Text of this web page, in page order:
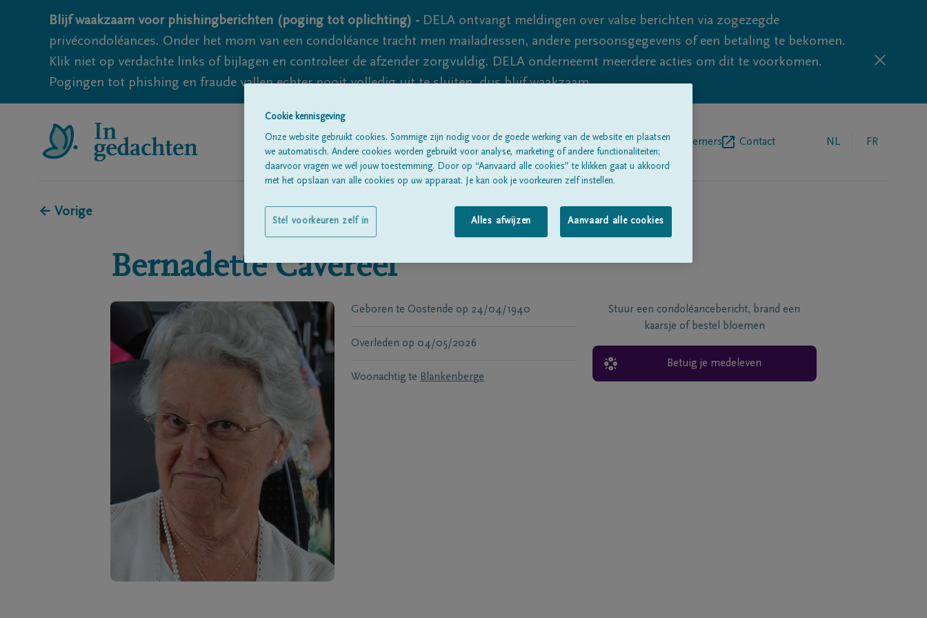
Blijf waakzaam voor phishingberichten (poging tot oplichting) - DELA ontvangt meldingen over valse berichten via zogezegde
privécondoléances. Onder het mom van een condoléance tracht men mailadressen, andere persoonsgegevens of een betaling te bekomen.
Klik niet op verdachte links of bijlagen en controleer de afzender zorgvuldig. DELA onderneemt meerdere acties om dit te voorkomen.
Pogingen tot phishing en fraude vallen echter nooit volledig uit te sluiten, dus blijf waakzaam.
Alle rouwberichtenOver onsBegrafenisondernemers Contact NL FR
← Vorige
Bernadette Cavereel
Geboren te Oostende op 24/04/1940
Overleden op 04/05/2026
Woonachtig te Blankenberge
Stuur een condoléancebericht, brand een
kaarsje of bestel bloemen
Betuig je medeleven
Cookie kennisgeving
Onze website gebruikt cookies. Sommige zijn nodig voor de goede werking van de website en plaatsen
we automatisch. Andere cookies worden gebruikt voor analyse, marketing of andere functionaliteiten;
daarvoor vragen we wél jouw toestemming. Door op “Aanvaard alle cookies” te klikken gaat u akkoord
met het opslaan van alle cookies op uw apparaat. Je kan ook je voorkeuren zelf instellen.
Alles afwijzen Aanvaard alle cookies
Stel voorkeuren zelf in